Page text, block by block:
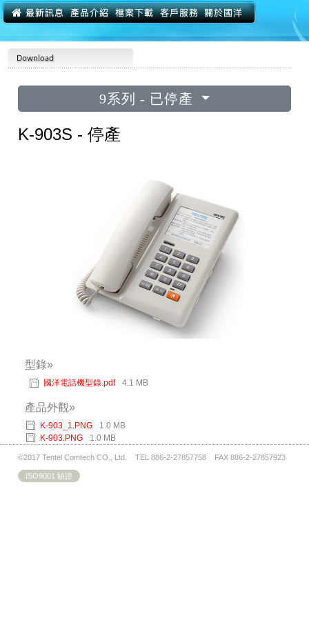
9系列 - 已停產
K-903S - 停產
型錄»
國洋電話機型錄.pdf 4.1 MB
產品外觀»
K-903_1.PNG
1.0 MB
K-903.PNG
1.0 MB
©2017 Tentel Comtech CO., Ltd. TEL 886-2-27857758 FAX 886-2-27857923
ISO9001 驗證